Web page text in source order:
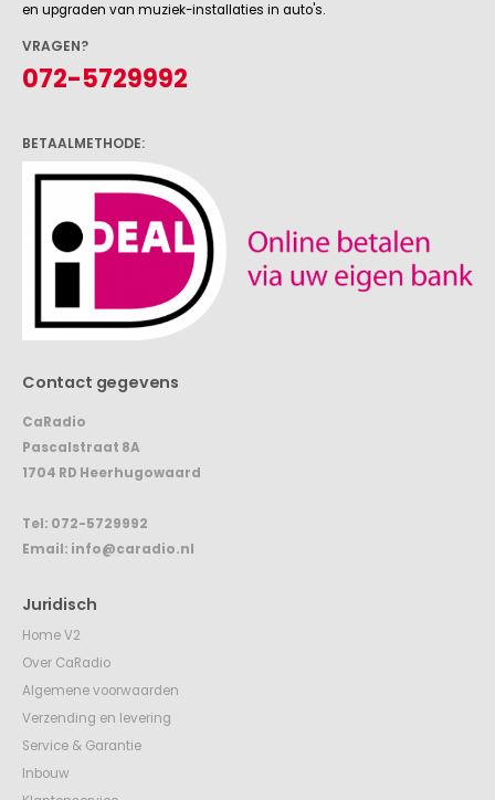
en upgraden van muziek-installaties in auto's.
VRAGEN?
072-5729992
BETAALMETHODE:
Contact gegevens
CaRadio
Pascalstraat 8A
1704 RD Heerhugowaard
Tel: 072-5729992
Email: info@caradio.nl
Juridisch
Home V2
Over CaRadio
Algemene voorwaarden
Verzending en levering
Service & Garantie
Inbouw